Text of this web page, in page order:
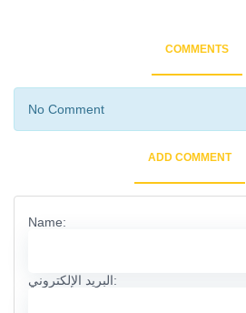
COMMENTS
No Comment
ADD COMMENT
Name:
البريد الإلكتروني: